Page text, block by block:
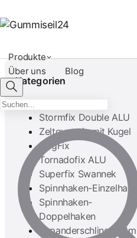
Produkte
Über uns
Blog
Kategorien
Stormfix Double ALU
Zeltgummis mit Kugel
FlagFix
Tornadofix ALU
Superfix Swannek
Spinnhaken-
Spinnhaken-
Doppelhaken
Expanderschlingen